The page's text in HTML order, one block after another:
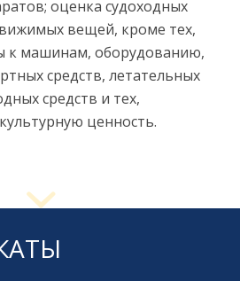
оценка судоходных
вещей, кроме тех,
к машинам, оборудованию,
средств, летательных
средств и тех,
ценность.